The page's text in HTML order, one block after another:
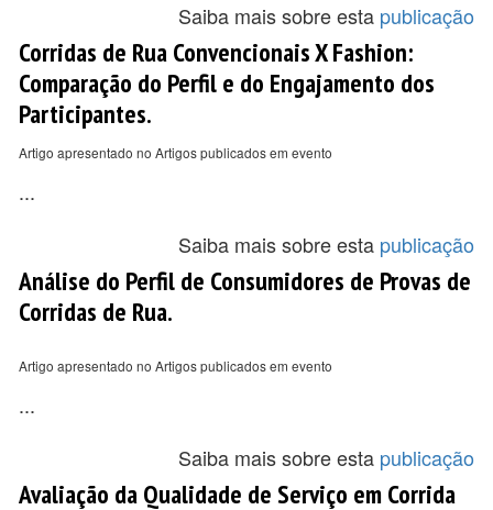
Saiba mais sobre esta publicação
Corridas de Rua Convencionais X Fashion:
Comparação do Perfil e do Engajamento dos
Participantes.
Artigo apresentado no Artigos publicados em evento
...
Saiba mais sobre esta publicação
Análise do Perfil de Consumidores de Provas de
Corridas de Rua.
Artigo apresentado no Artigos publicados em evento
...
Saiba mais sobre esta publicação
Avaliação da Qualidade de Serviço em Corrida